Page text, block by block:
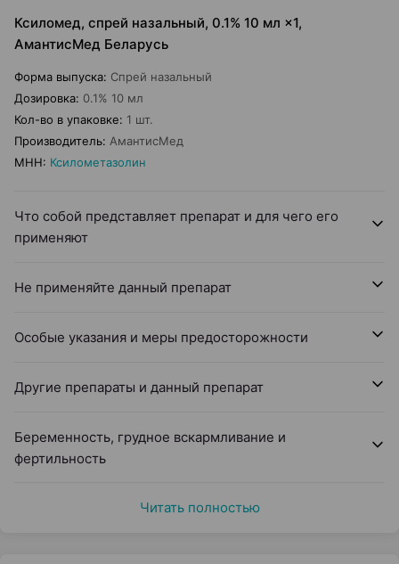
Ксиломед, спрей назальный, 0.1% 10 мл ×1,
АмантисМед Беларусь
Форма выпуска: Спрей назальный
Дозировка: 0.1% 10 мл
Кол-во в упаковке: 1 шт.
Производитель: АмантисМед
МНН: Ксилометазолин
Что собой представляет препарат и для чего его
применяют
Не применяйте данный препарат
Особые указания и меры предосторожности
Другие препараты и данный препарат
Беременность, грудное вскармливание и
фертильность
Читать полностью